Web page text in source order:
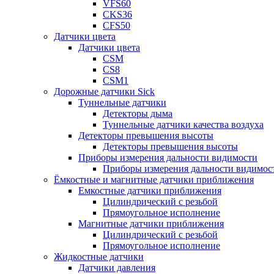
VFS60
CKS36
CFS50
Датчики цвета
Датчики цвета
CSM
CS8
CSM1
Дорожные датчики Sick
Туннельные датчики
Детекторы дыма
Туннельные датчики качества воздуха
Детекторы превышения высоты
Детекторы превышения высоты
Приборы измерения дальности видимости
Приборы измерения дальности
Ёмкостные и магнитные датчики приближения
Емкостные датчики приближения
Цилиндрический с резьбой
Прямоугольное исполнение
Магнитные датчики приближения
Цилиндрический с резьбой
Прямоугольное исполнение
Жидкостные датчики
Датчики давления